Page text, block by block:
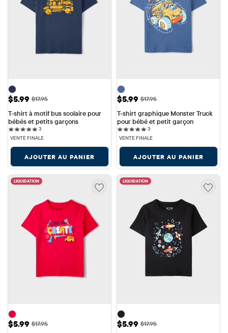
Prix ​​de vente: $5.99
$5.99 Prix ​​d'origine: $17.95
$17.95
T-shirt à motif bus scolaire pour
bébés et petits garçons
33 reviews
VENTE FINALE
AJOUTER AU PANIER
Prix ​​de vente: $5.99
$5.99 Prix ​​d'origine: $17.95
$17.95
T-shirt graphique Monster Truck
pour bébé et petit garçon
33 reviews
VENTE FINALE
AJOUTER AU PANIER
LIQUIDATION
Prix ​​de vente: $5.99
$5.99 Prix ​​d'origine: $17.95
$17.95
LIQUIDATION
Prix ​​de vente: $5.99
$5.99 Prix ​​d'origine: $17.95
$17.95